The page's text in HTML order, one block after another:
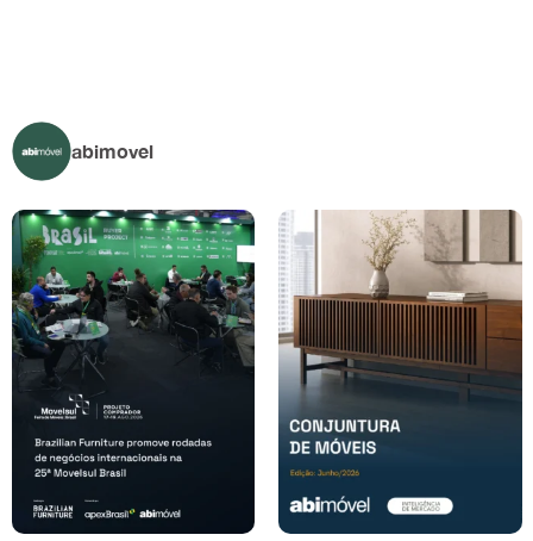
abimovel